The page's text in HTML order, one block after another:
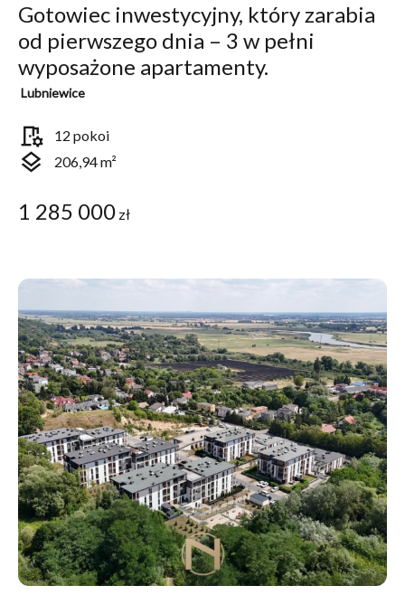
Gotowiec inwestycyjny, który zarabia
od pierwszego dnia – 3 w pełni
wyposażone apartamenty.
Lubniewice
room_preferences 12 pokoi
layers 206,94 m²
1 285 000 zł